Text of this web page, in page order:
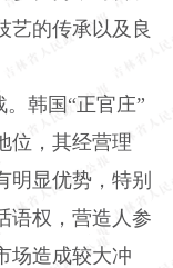
艺的传承以及良
韩国“正官庄”
位，其经营理
明显优势，特别
语权，营造人参
场造成较大冲